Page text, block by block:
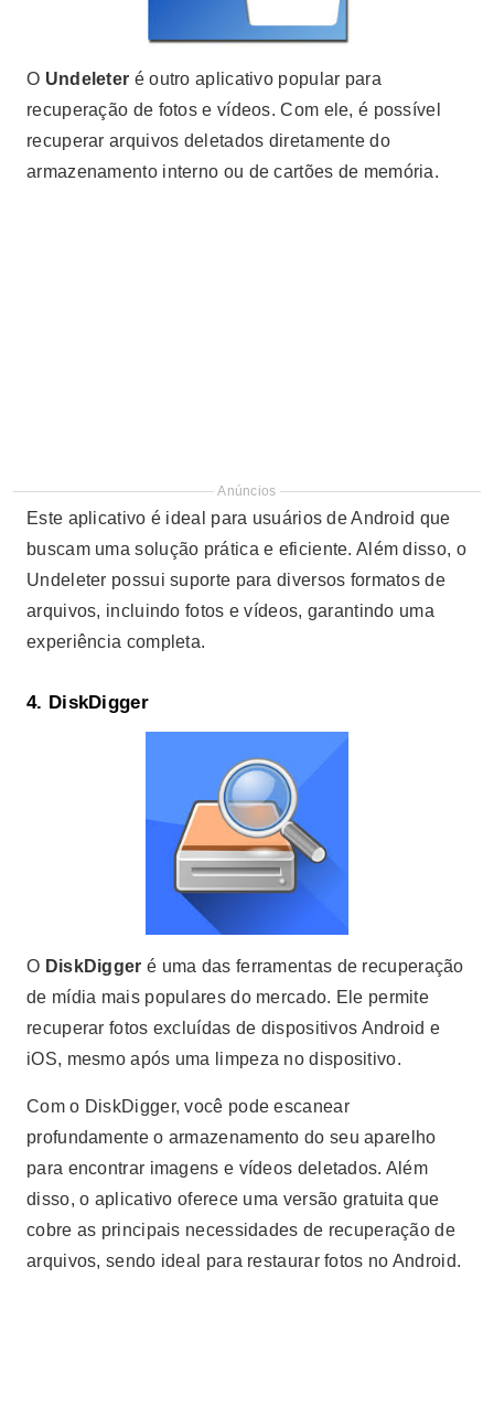
O Undeleter é outro aplicativo popular para
recuperação de fotos e vídeos. Com ele, é possível
recuperar arquivos deletados diretamente do
armazenamento interno ou de cartões de memória.
Anúncios
Este aplicativo é ideal para usuários de Android que
buscam uma solução prática e eficiente. Além disso, o
Undeleter possui suporte para diversos formatos de
arquivos, incluindo fotos e vídeos, garantindo uma
experiência completa.
4. DiskDigger
O DiskDigger é uma das ferramentas de recuperação
de mídia mais populares do mercado. Ele permite
recuperar fotos excluídas de dispositivos Android e
iOS, mesmo após uma limpeza no dispositivo.
Com o DiskDigger, você pode escanear
profundamente o armazenamento do seu aparelho
para encontrar imagens e vídeos deletados. Além
disso, o aplicativo oferece uma versão gratuita que
cobre as principais necessidades de recuperação de
arquivos, sendo ideal para restaurar fotos no Android.